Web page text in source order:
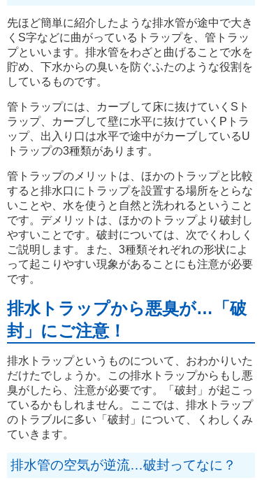
先ほど簡単に紹介したような排水管が途中で大き
くS字などに曲がっているトラップを、管トラッ
プといいます。排水管をわざと曲げることで水を
貯め、下水からの臭いを防ぐふたのような役割を
しているものです。
管トラップには、カーブして床に抜けていくSト
ラップ、カーブして壁に水平に抜けていくPトラ
ップ、出入り口は水平で途中がカーブしているU
トラップの3種類があります。
管トラップのメリットは、ほかのトラップと比較
すると排水口にトラップを設置する場所をとらな
いことや、水を使うと自然と洗われるということ
です。デメリットは、ほかのトラップより破封し
やすいことです。破封については、次でくわしく
ご説明します。また、3種類それぞれの形状によ
って起こりやすい現象があることにも注意が必要
です。
排水トラップから悪臭が…「破
封」にご注意！
排水トラップというものについて、おわかりいた
だけたでしょうか。この排水トラップからもし悪
臭がしたら、注意が必要です。「破封」が起こっ
ているかもしれません。ここでは、排水トラップ
のトラブルに多い「破封」について、くわしくみ
ていきます。
排水管の空気が逆流…破封ってなに？